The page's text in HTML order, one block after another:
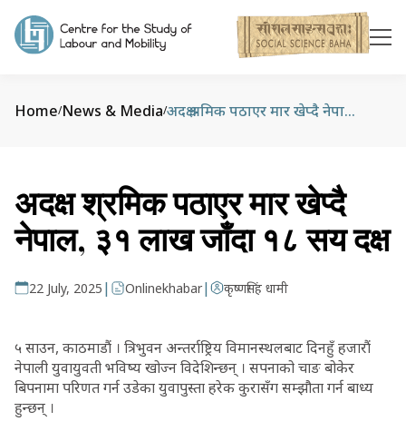
Home/News & Media/ अदक्ष श्रमिक पठाएर मार खेप्दै नेपाल, ३१ लाख जाँदा १८ सय दक्ष
अदक्ष श्रमिक पठाएर मार खेप्दै
नेपाल, ३१ लाख जाँदा १८ सय दक्ष
22 July, 2025 | Onlinekhabar| कृष्णसिंह धामी
५ साउन, काठमाडौं । त्रिभुवन अन्तर्राष्ट्रिय विमानस्थलबाट दिनहुँ हजारौं
नेपाली युवायुवती भविष्य खोज्न विदेशिन्छन् । सपनाको चाङ बोकेर
बिपनामा परिणत गर्न उडेका युवापुस्ता हरेक कुरासँग सम्झौता गर्न बाध्य
हुन्छन् ।